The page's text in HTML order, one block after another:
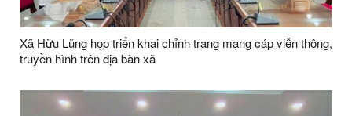
Xã Hữu Lũng họp triển khai chỉnh trang mạng cáp viễn thông,
truyền hình trên địa bàn xã